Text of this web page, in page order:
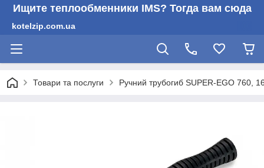
Ищите теплообменники IMS? Тогда вам сюда
kotelzip.com.ua
Товари та послуги Ручний трубогиб SUPER-EGO 760,